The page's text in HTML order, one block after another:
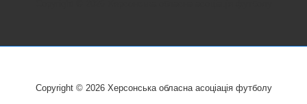
Copyright © 2026 Херсонська обласна асоціація футболу